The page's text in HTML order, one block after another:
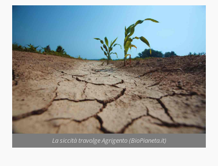
La siccità travolge Agrigento (BioPianeta.it)